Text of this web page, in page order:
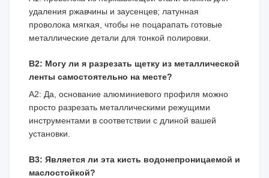
удаления ржавчины и заусенцев; латунная
проволока мягкая, чтобы не поцарапать готовые
металлические детали для тонкой полировки.
В2: Могу ли я разрезать щетку из металлической
ленты самостоятельно на месте?
A2: Да, основание алюминиевого профиля можно
просто разрезать металлическими режущими
инструментами в соответствии с длиной вашей
установки.
В3: Является ли эта кисть водонепроницаемой и
маслостойкой?